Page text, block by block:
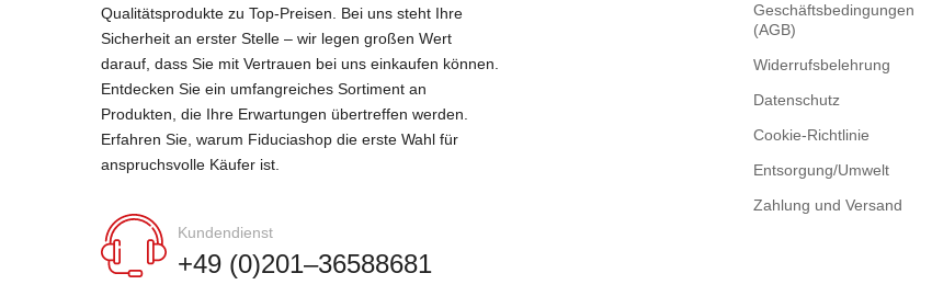
Qualitätsprodukte zu Top-Preisen. Bei uns steht Ihre
Sicherheit an erster Stelle – wir legen großen Wert
darauf, dass Sie mit Vertrauen bei uns einkaufen können.
Entdecken Sie ein umfangreiches Sortiment an
Produkten, die Ihre Erwartungen übertreffen werden.
Erfahren Sie, warum Fiduciashop die erste Wahl für
anspruchsvolle Käufer ist.
Kundendienst
+49 (0)201–36588681
Geschäftsbedingungen
(AGB)
Widerrufsbelehrung
Datenschutz
Cookie-Richtlinie
Entsorgung/Umwelt
Zahlung und Versand